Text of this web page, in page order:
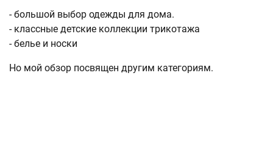
- большой выбор одежды для дома.
- классные детские коллекции трикотажа
- белье и носки
Но мой обзор посвящен другим категориям.